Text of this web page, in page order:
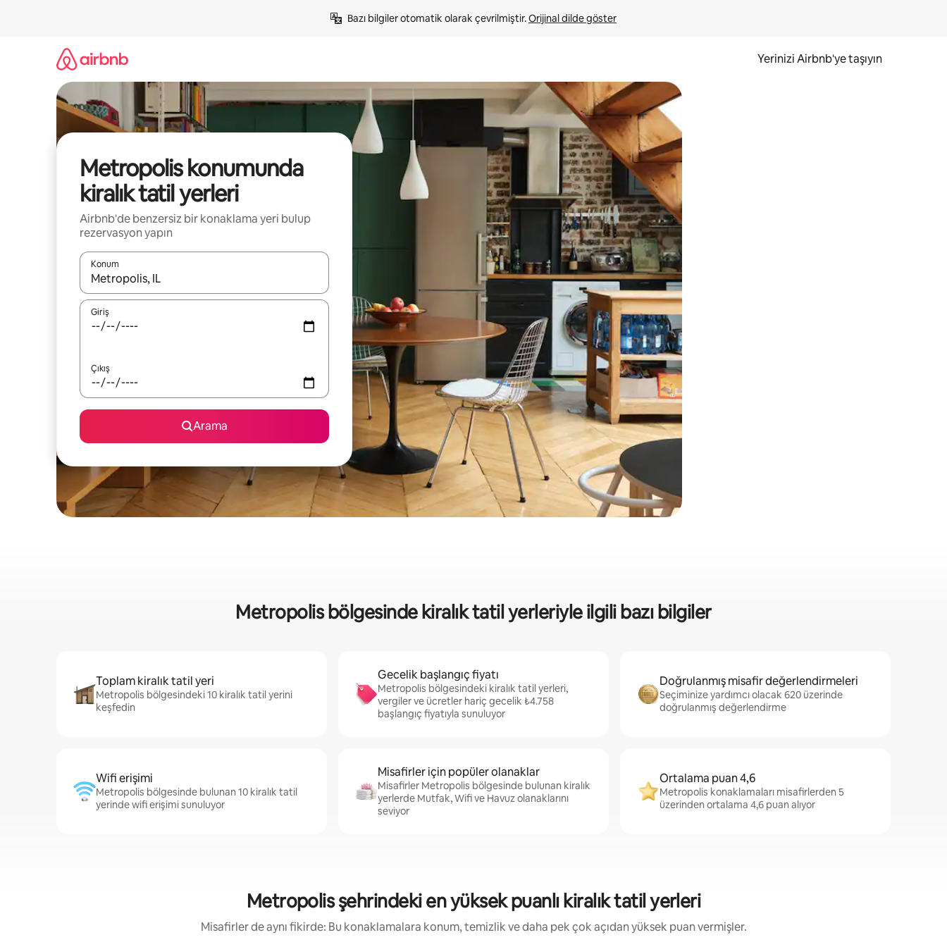
Bazı bilgiler otomatik olarak çevrilmiştir. Orijinal dilde göster
Yerinizi Airbnb'ye taşıyın
Metropolis konumunda
kiralık tatil yerleri
Airbnb'de benzersiz bir konaklama yeri bulup
rezervasyon yapın
Konum
Sonuçlar kullanılabilir olduğunda yukarı ve aşağı oklarıyla gezinin veya dokunarak ya da kaydırma hareketleriyle keşfedin.
Giriş
Çıkış
Arama
Metropolis bölgesinde kiralık tatil yerleriyle ilgili bazı bilgiler
Toplam kiralık tatil yeri
Metropolis bölgesindeki 10 kiralık tatil yerini
keşfedin
Gecelik başlangıç fiyatı
Metropolis bölgesindeki kiralık tatil yerleri,
vergiler ve ücretler hariç gecelik ₺4.758
başlangıç fiyatıyla sunuluyor
Doğrulanmış misafir değerlendirmeleri
Seçiminize yardımcı olacak 620 üzerinde
doğrulanmış değerlendirme
Wifi erişimi
Metropolis bölgesinde bulunan 10 kiralık tatil
yerinde wifi erişimi sunuluyor
Misafirler için popüler olanaklar
Misafirler Metropolis bölgesinde bulunan kiralık
yerlerde Mutfak, Wifi ve Havuz olanaklarını
seviyor
Ortalama puan 4,6
Metropolis konaklamaları misafirlerden 5
üzerinden ortalama 4,6 puan alıyor
Metropolis şehrindeki en yüksek puanlı kiralık tatil yerleri
Misafirler de aynı fikirde: Bu konaklamalara konum, temizlik ve daha pek çok açıdan yüksek puan vermişler.